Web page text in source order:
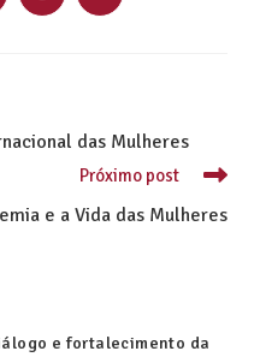
das Mulheres
Próximo post
e a Vida das Mulheres
e fortalecimento da